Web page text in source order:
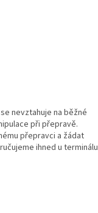
nevztahuje na běžné
při přepravě.
přepravci a žádat
ihned u terminálu